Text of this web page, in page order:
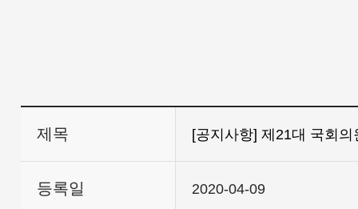
제목 [공지사항] 제21대 국회
등록일 2020-04-09